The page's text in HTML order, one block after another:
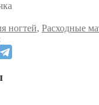
ногтей, Расходные